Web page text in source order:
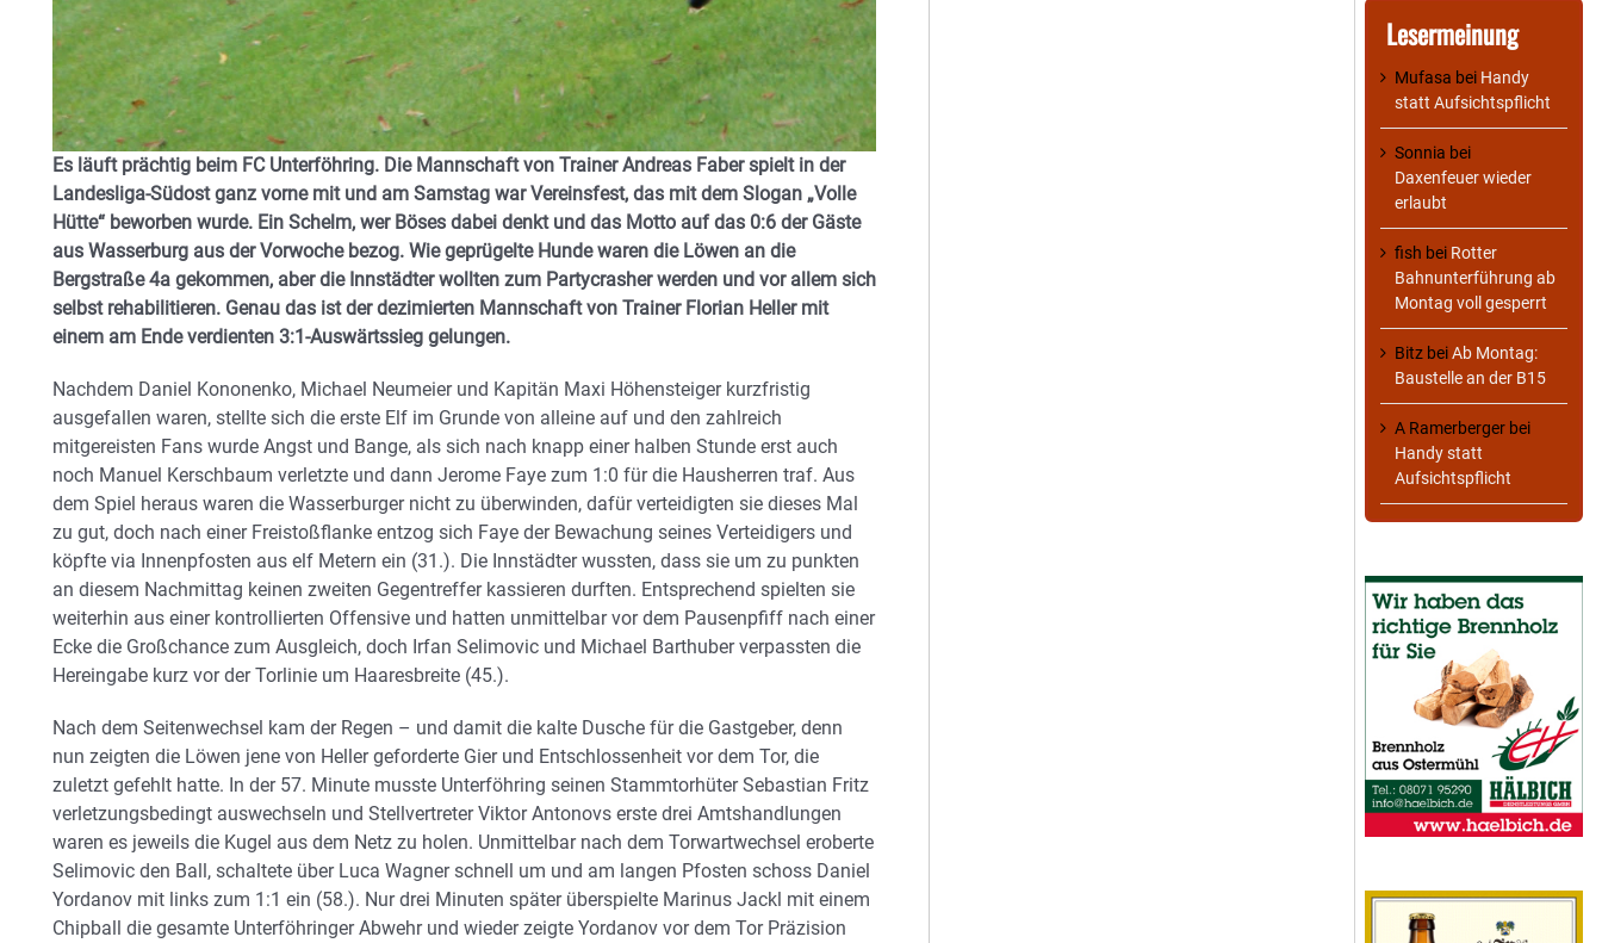
Es läuft prächtig beim FC Unterföhring. Die Mannschaft von Trainer Andreas Faber spielt in der
Landesliga-Südost ganz vorne mit und am Samstag war Vereinsfest, das mit dem Slogan „Volle
Hütte“ beworben wurde. Ein Schelm, wer Böses dabei denkt und das Motto auf das 0:6 der Gäste
aus Wasserburg aus der Vorwoche bezog. Wie geprügelte Hunde waren die Löwen an die
Bergstraße 4a gekommen, aber die Innstädter wollten zum Partycrasher werden und vor allem sich
selbst rehabilitieren. Genau das ist der dezimierten Mannschaft von Trainer Florian Heller mit
einem am Ende verdienten 3:1-Auswärtssieg gelungen.
Nachdem Daniel Kononenko, Michael Neumeier und Kapitän Maxi Höhensteiger kurzfristig
ausgefallen waren, stellte sich die erste Elf im Grunde von alleine auf und den zahlreich
mitgereisten Fans wurde Angst und Bange, als sich nach knapp einer halben Stunde erst auch
noch Manuel Kerschbaum verletzte und dann Jerome Faye zum 1:0 für die Hausherren traf. Aus
dem Spiel heraus waren die Wasserburger nicht zu überwinden, dafür verteidigten sie dieses Mal
zu gut, doch nach einer Freistoßflanke entzog sich Faye der Bewachung seines Verteidigers und
köpfte via Innenpfosten aus elf Metern ein (31.). Die Innstädter wussten, dass sie um zu punkten
an diesem Nachmittag keinen zweiten Gegentreffer kassieren durften. Entsprechend spielten sie
weiterhin aus einer kontrollierten Offensive und hatten unmittelbar vor dem Pausenpfiff nach einer
Ecke die Großchance zum Ausgleich, doch Irfan Selimovic und Michael Barthuber verpassten die
Hereingabe kurz vor der Torlinie um Haaresbreite (45.).
Nach dem Seitenwechsel kam der Regen – und damit die kalte Dusche für die Gastgeber, denn
nun zeigten die Löwen jene von Heller geforderte Gier und Entschlossenheit vor dem Tor, die
zuletzt gefehlt hatte. In der 57. Minute musste Unterföhring seinen Stammtorhüter Sebastian Fritz
verletzungsbedingt auswechseln und Stellvertreter Viktor Antonovs erste drei Amtshandlungen
waren es jeweils die Kugel aus dem Netz zu holen. Unmittelbar nach dem Torwartwechsel eroberte
Selimovic den Ball, schaltete über Luca Wagner schnell um und am langen Pfosten schoss Daniel
Yordanov mit links zum 1:1 ein (58.). Nur drei Minuten später überspielte Marinus Jackl mit einem
Chipball die gesamte Unterföhringer Abwehr und wieder zeigte Yordanov vor dem Tor Präzision
Lesermeinung
Mufasa bei Handy
statt Aufsichtspflicht
Sonnia bei
Daxenfeuer wieder
erlaubt
fish bei Rotter
Bahnunterführung ab
Montag voll gesperrt
Bitz beiAb Montag:
Baustelle an der B15
A Ramerberger bei
Handy statt
Aufsichtspflicht